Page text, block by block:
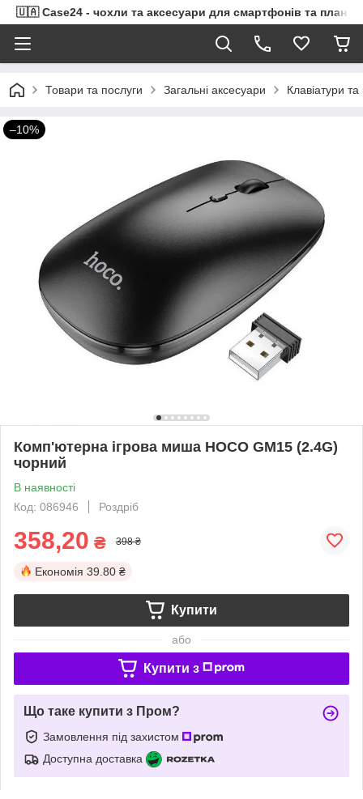
🇺🇦 Case24 - чохли та аксесуари для смартфонів та
Товари та послуги Загальні аксесуари Клавіатури
–10%
Комп'ютерна ігрова миша HOCO GM15 (2.4G)
чорний
В наявності
Код: 086946
Роздріб
358,20 ₴ 398 ₴
Економія 39.80 ₴
Купити
або
Купити з
Що таке купити з Пром?
Замовлення під захистом
Доступна доставка